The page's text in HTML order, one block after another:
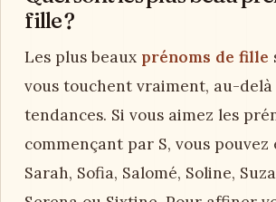
fille ?
Les plus beaux prénoms de fille
vous touchent vraiment, au-delà
tendances. Si vous aimez les
commençant par S, vous
Sarah, Sofia, Salomé, Soline,